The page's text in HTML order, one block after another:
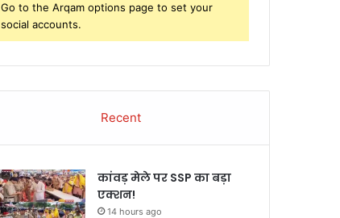
Go to the Arqam options page to set your
social accounts.
Recent
कांवड़ मेले पर SSP का बड़ा
एक्शन!
14 hours ago